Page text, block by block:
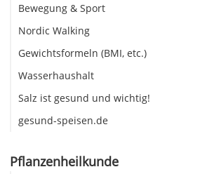
Bewegung & Sport
Nordic Walking
Gewichtsformeln (BMI, etc.)
Wasserhaushalt
Salz ist gesund und wichtig!
gesund-speisen.de
Pflanzenheilkunde